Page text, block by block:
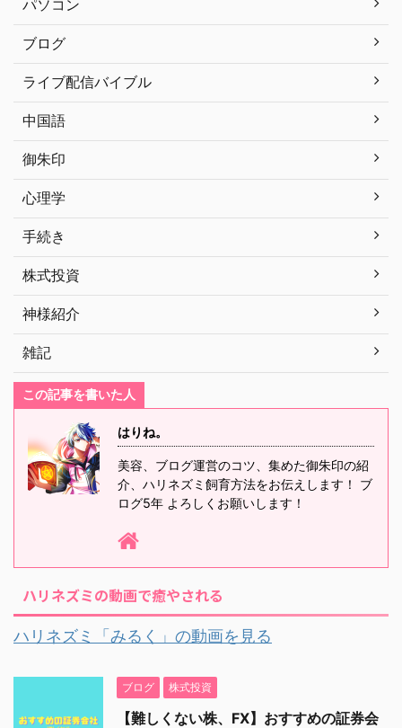
パソコン
ブログ
ライブ配信バイブル
中国語
御朱印
心理学
手続き
株式投資
神様紹介
雑記
この記事を書いた人
はりね。
美容、ブログ運営のコツ、集めた御朱印の紹
介、ハリネズミ飼育方法をお伝えします！ ブ
ログ5年 よろしくお願いします！
ハリネズミの動画で癒やされる
ハリネズミ「みるく」の動画を見る
ブログ 株式投資
【難しくない株、FX】おすすめの証券会